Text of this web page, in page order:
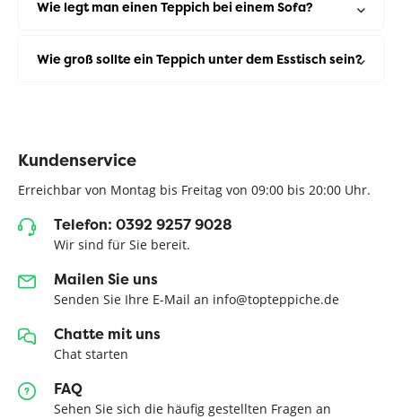
Wie legt man einen Teppich bei einem Sofa?
Wie groß sollte ein Teppich unter dem Esstisch sein?
Kundenservice
Erreichbar von Montag bis Freitag von 09:00 bis 20:00 Uhr.
Telefon: 0392 9257 9028
Wir sind für Sie bereit.
Mailen Sie uns
Senden Sie Ihre E-Mail an info@topteppiche.de
Chatte mit uns
Chat starten
FAQ
Sehen Sie sich die häufig gestellten Fragen an